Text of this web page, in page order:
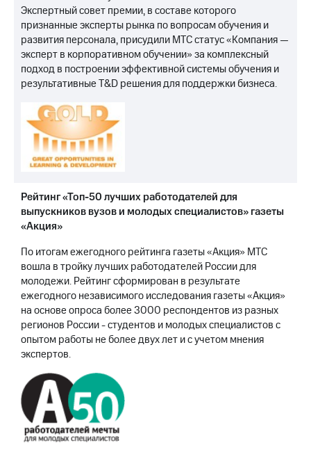
Экспертный совет премии, в составе которого
признанные эксперты рынка по вопросам обучения и
развития персонала, присудили МТС статус «Компания —
эксперт в корпоративном обучении» за комплексный
подход в построении эффективной системы обучения и
результативные T&D решения для поддержки бизнеса.
Рейтинг «Топ-50 лучших работодателей для
выпускников вузов и молодых специалистов» газеты
«Акция»
По итогам ежегодного рейтинга газеты «Акция» МТС
вошла в тройку лучших работодателей России для
молодежи. Рейтинг сформирован в результате
ежегодного независимого исследования газеты «Акция»
на основе опроса более 3000 респондентов из разных
регионов России - студентов и молодых специалистов с
опытом работы не более двух лет и с учетом мнения
экспертов.